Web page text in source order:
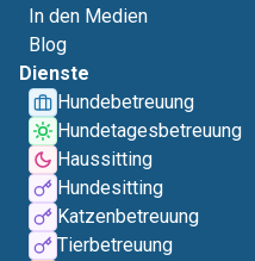
In den Medien
Blog
Dienste
Hundebetreuung
Hundetagesbetreuung
Haussitting
Hundesitting
Katzenbetreuung
Tierbetreuung